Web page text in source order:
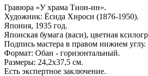
Гравюра «У храма Тион-ин».
Художник: Ёсида Хироси (1876-1950).
Япония, 1935 год.
Японская бумага (васи), цветная
Подпись мастера в правом нижнем углу.
Формат: Обан - горизонтальный.
Размеры: 24,2х37,5 см.
Есть экспертное заключение.